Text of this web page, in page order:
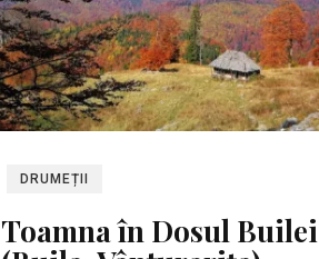
DRUMEȚII
Toamna în Dosul Builei